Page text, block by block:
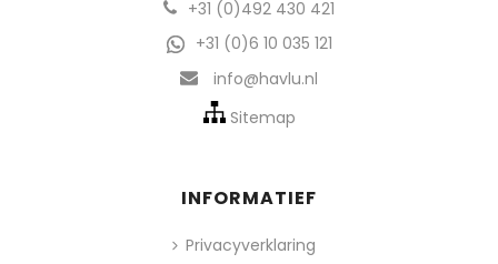
+31 (0)492 430 421
+31 (0)6 10 035 121
info@havlu.nl
Sitemap
INFORMATIEF
Privacyverklaring